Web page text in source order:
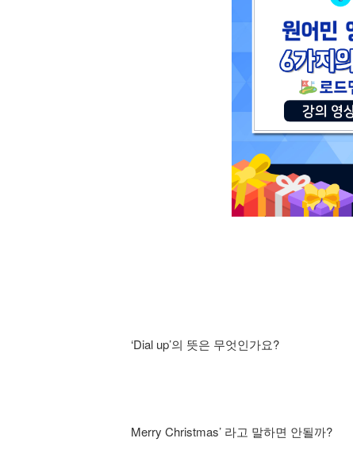
‘Dial up’의 뜻은 무엇인가요?
Merry Christmas’ 라고 말하면 안될까?